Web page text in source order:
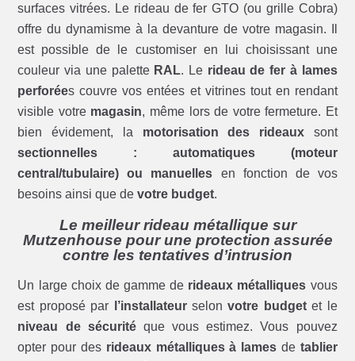
surfaces vitrées. Le rideau de fer GTO (ou grille Cobra)
offre du dynamisme à la devanture de votre magasin. Il
est possible de le customiser en lui choisissant une
couleur via une palette RAL. Le rideau de fer à lames
perforées couvre vos entées et vitrines tout en rendant
visible votre magasin, même lors de votre fermeture. Et
bien évidement, la motorisation des rideauxsont
sectionnelles : automatiques (moteur
central/tubulaire) ou manuelles en fonction de vos
besoins ainsi que devotre budget.
Le meilleur rideau métallique sur
Mutzenhouse pour une protection assurée
contre les tentatives d’intrusion
Un large choix de gamme de rideaux métalliques vous
est proposé par
l’installateurselonvotre budgetet le
niveau de sécuritéque vous estimez. Vous pouvez
opter pour des rideaux métalliques à lames de tablier